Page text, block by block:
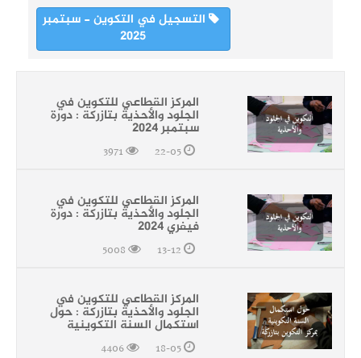
التسجيل في التكوين - سبتمبر
2025
المركز القطاعي للتكوين في
الجلود والأحذية بتازركة : دورة
سبتمبر 2024
المركز القطاعي للتكوين في
الجلود والأحذية بتازركة : دورة
فيفري 2024
المركز القطاعي للتكوين في
الجلود والأحذية بتازركة : حول
استكمال السنة التكوينية